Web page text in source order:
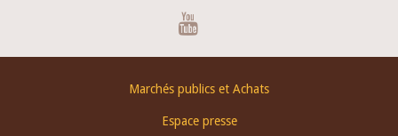
Marchés publics et Achats
Espace presse